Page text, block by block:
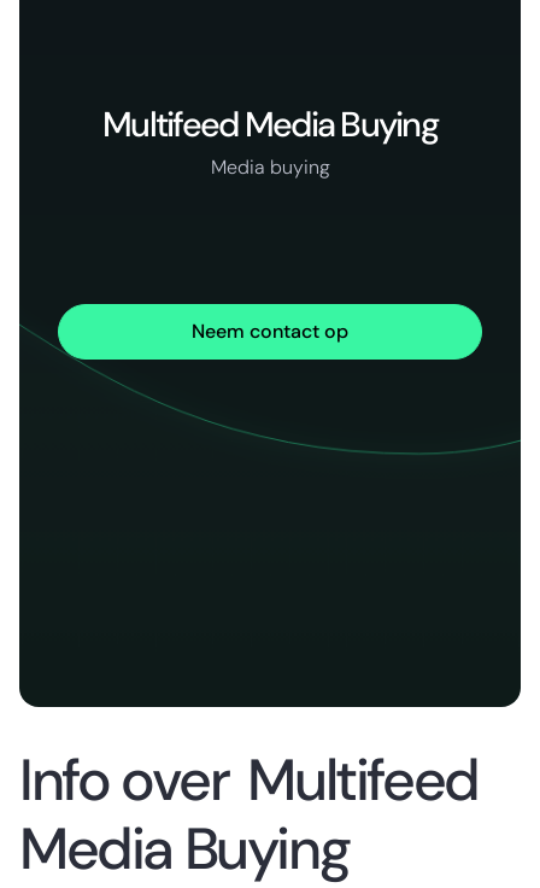
Multifeed Media Buying
Media buying
Neem contact op
Info over Multifeed
Media Buying